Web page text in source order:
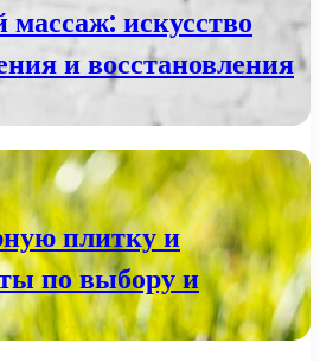
искусство
и восстановления
плитку и
по выбору и